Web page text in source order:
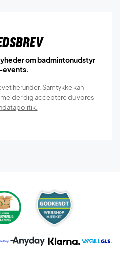
om badmintonudstyr
events.
herunder. Samtykke kan
dig acceptere du vores